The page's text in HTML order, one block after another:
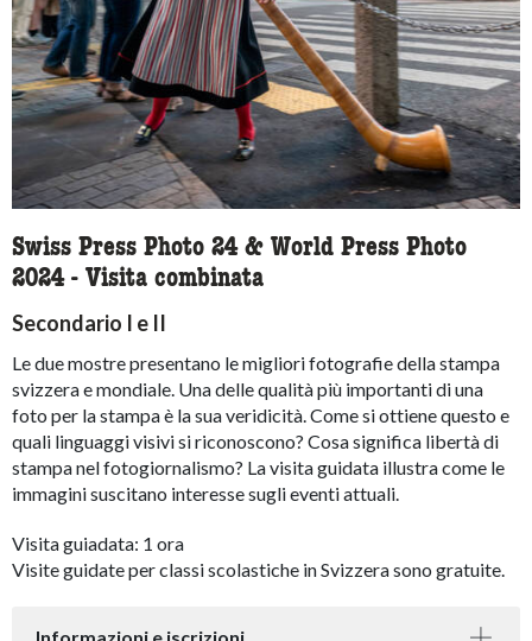
Swiss Press Photo 24 & World Press Photo
2024 - Visita combinata
Secondario I e II
Le due mostre presentano le migliori fotografie della stampa
svizzera e mondiale. Una delle qualità più importanti di una
foto per la stampa è la sua veridicità. Come si ottiene questo e
quali linguaggi visivi si riconoscono? Cosa significa libertà di
stampa nel fotogiornalismo? La visita guidata illustra come le
immagini suscitano interesse sugli eventi attuali.
Visita guiadata: 1 ora
Visite guidate per classi scolastiche in Svizzera sono gratuite.